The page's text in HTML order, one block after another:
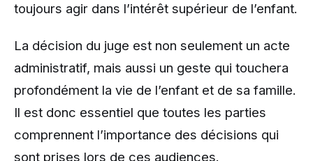
toujours agir dans l’intérêt supérieur de l’enfant.
La décision du juge est non seulement un acte
administratif, mais aussi un geste qui touchera
profondément la vie de l’enfant et de sa famille.
Il est donc essentiel que toutes les parties
comprennent l’importance des décisions qui
sont prises lors de ces audiences.